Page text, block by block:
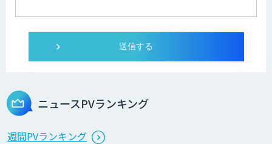
ニュースPVランキング
週間PVランキング